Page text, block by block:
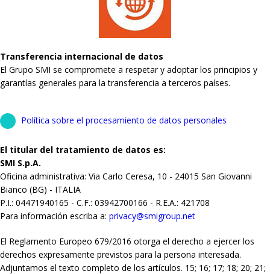
Transferencia internacional de datos
El Grupo SMI se compromete a respetar y adoptar los principios y
garantías generales para la transferencia a terceros países.
Política sobre el procesamiento de datos personales
El titular del tratamiento de datos es:
SMI S.p.A.
Oficina administrativa: Via Carlo Ceresa, 10 - 24015 San Giovanni
Bianco (BG) - ITALIA
P.I.: 04471940165 - C.F.: 03942700166 - R.E.A.: 421708
Para información escriba a: privacy@smigroup.net
El Reglamento Europeo 679/2016 otorga el derecho a ejercer los
derechos expresamente previstos para la persona interesada.
Adjuntamos el texto completo de los artículos. 15; 16; 17; 18; 20; 21;